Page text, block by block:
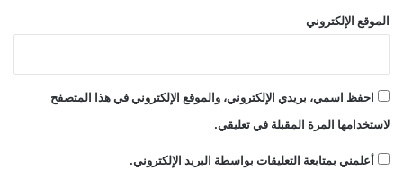
الموقع الإلكتروني
احفظ اسمي، بريدي الإلكتروني، والموقع الإلكتروني في هذا المتصفح
لاستخدامها المرة المقبلة في تعليقي.
أعلمني بمتابعة التعليقات بواسطة البريد الإلكتروني.